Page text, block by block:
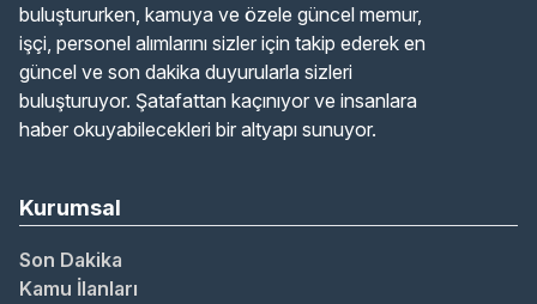
buluştururken, kamuya ve özele güncel memur,
işçi, personel alımlarını sizler için takip ederek en
güncel ve son dakika duyurularla sizleri
buluşturuyor. Şatafattan kaçınıyor ve insanlara
haber okuyabilecekleri bir altyapı sunuyor.
Kurumsal
Son Dakika
Kamu İlanları